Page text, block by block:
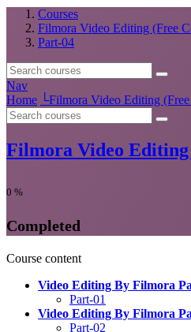
Courses
Filmora Video Editing (Free
Part-04
Nav
Home └Filmora Video Editing
Filmora Video Editing
0 %
Completed
Course content
Video Editing By Filmora
Part-01
Video Editing By Filmora
Part-02